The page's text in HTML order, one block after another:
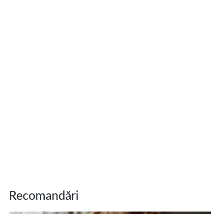
Recomandări